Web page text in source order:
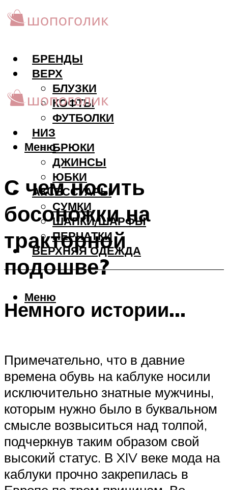
БРЕНДЫ
ВЕРХ
БЛУЗКИ
КОФТЫ
ФУТБОЛКИ
НИЗ
БРЮКИ
ДЖИНСЫ
ЮБКИ
АКCЕССУАРЫ
СУМКИ
ШАПКИ/ШАРФЫ
ПЕРЧАТКИ
ВЕРХНЯЯ ОДЕЖДА
Меню
Меню
С чем носить
босоножки на
тракторной
подошве?
Немного истории…
Примечательно, что в давние
времена обувь на каблуке носили
исключительно знатные мужчины,
которым нужно было в буквальном
смысле возвыситься над толпой,
подчеркнув таким образом свой
высокий статус. В XIV веке мода на
каблуки прочно закрепилась в